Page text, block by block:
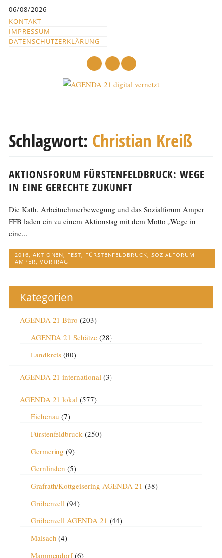
springen
06/08/2026
KONTAKT
IMPRESSUM
DATENSCHUTZERKLÄRUNG
zum
Schlagwort: Christian Kreiß
AKTIONSFORUM FÜRSTENFELDBRUCK: WEGE
IN EINE GERECHTE ZUKUNFT
Die Kath. Arbeitnehmerbewegung und das Sozialforum Amper
FFB laden ein zu einem Aktionstag mit dem Motto „Wege in
eine...
2016,AKTIONEN, FEST, FÜRSTENFELDBRUCK,SOZIALFORUM
AMPER,VORTRAG
Kategorien
AGENDA 21 Büro (203)
AGENDA 21 Schätze(28)
Landkreis(80)
AGENDA 21 international (3)
AGENDA 21 lokal (577)
Eichenau (7)
Fürstenfeldbruck (250)
Germering (9)
Gernlinden (5)
Grafrath/Kottgeisering AGENDA 21 (38)
Gröbenzell (94)
Gröbenzell AGENDA 21 (44)
Maisach (4)
Mammendorf(6)